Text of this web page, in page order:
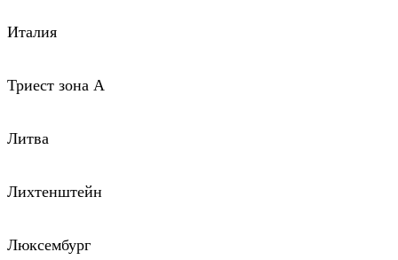
Италия
Триест зона А
Литва
Лихтенштейн
Люксембург